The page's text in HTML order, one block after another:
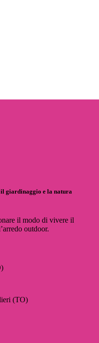
giardinaggio e la natura
il modo di vivere il
outdoor.
(TO)